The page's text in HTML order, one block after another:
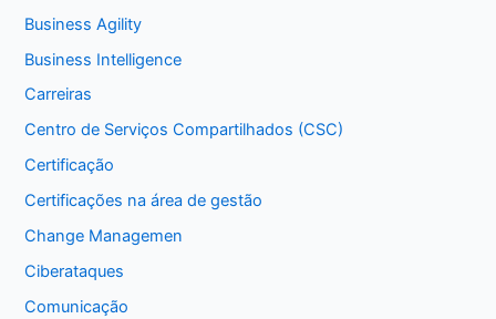
Business Agility
Business Intelligence
Carreiras
Centro de Serviços Compartilhados (CSC)
Certificação
Certificações na área de gestão
Change Managemen
Ciberataques
Comunicação